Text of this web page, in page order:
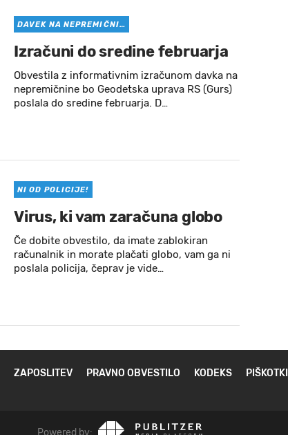
DAVEK NA NEPREMIČNI…
Izračuni do sredine februarja
Obvestila z informativnim izračunom davka na
nepremičnine bo Geodetska uprava RS (Gurs)
poslala do sredine februarja. D…
NI OD POLICIJE!
Virus, ki vam zaračuna globo
Če dobite obvestilo, da imate zablokiran
računalnik in morate plačati globo, vam ga ni
poslala policija, čeprav je vide…
ZAPOSLITEV PRAVNO OBVESTILO KODEKS PIŠKOTKI
Powered by: